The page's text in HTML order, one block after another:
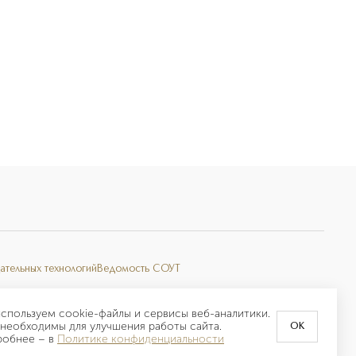
cookie-файлы и сервисы веб-аналитики.
для улучшения работы сайта.
– в Политике конфиденциальности
OK
технологий Ведомость СОУТ